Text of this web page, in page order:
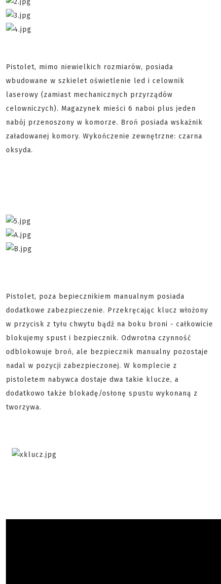
Pistolet, mimo niewielkich rozmiarów, posiada
wbudowane w szkielet oświetlenie led i celownik
laserowy (zamiast mechanicznych przyrządów
celowniczych). Magazynek mieści 6 naboi plus jeden
nabój przenoszony w komorze. Broń posiada wskaźnik
załadowanej komory. Wykończenie zewnętrzne: czarna
oksyda.
Pistolet, poza bepiecznikiem manualnym posiada
dodatkowe zabezpieczenie. Przekręcając klucz włożony
w przycisk z tyłu chwytu bądź na boku broni - całkowicie
blokujemy spust i bezpiecznik. Odwrotna czynność
odblokowuje broń, ale bezpiecznik manualny pozostaje
nadal w pozycji zabezpieczonej. W komplecie z
pistoletem nabywca dostaje dwa takie klucze, a
dodatkowo także blokadę/osłonę spustu wykonaną z
tworzywa.